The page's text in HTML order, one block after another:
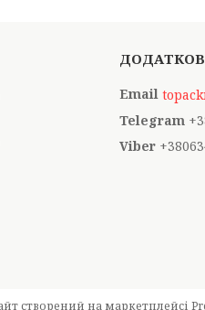
створений на маркетплейсі